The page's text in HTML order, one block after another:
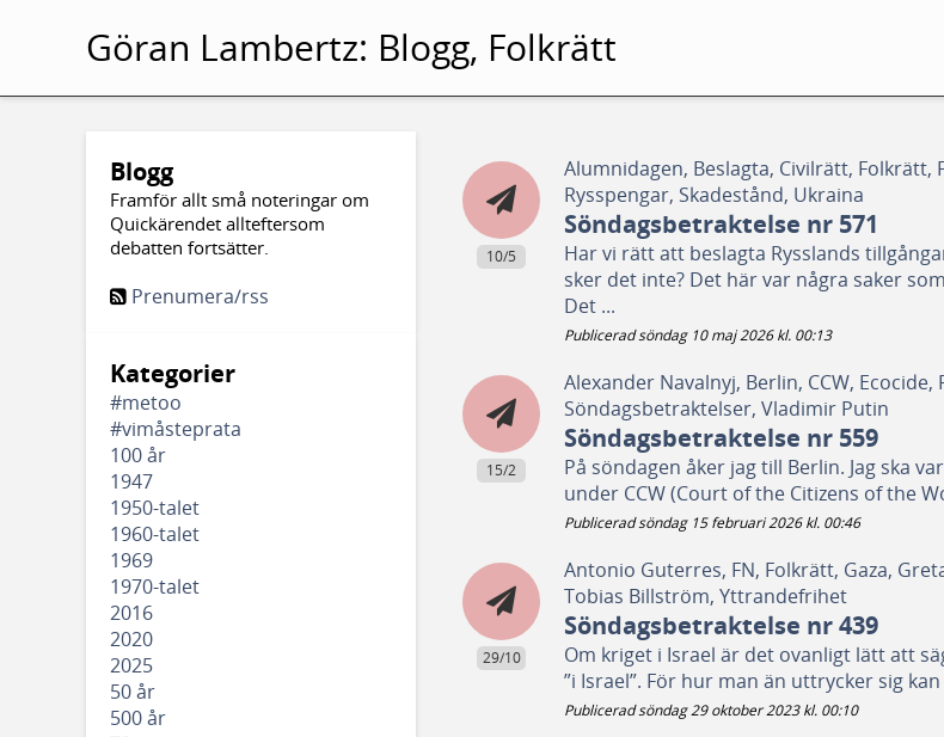
Blogg
Framför allt små noteringar om
Quickärendet allteftersom
debatten fortsätter.
Prenumera/rss
Kategorier
#metoo
#vimåsteprata
100 år
1947
1950-talet
1960-talet
1969
1970-talet
2016
2020
2025
50 år
500 år
10/5
Alumnidagen, Beslagta, Civilrätt, Folkrätt,
Rysspengar, Skadestånd, Ukraina
Söndagsbetraktelse nr 571
Har vi rätt att beslagta Rysslands
sker det inte? Det här var några saker
Det ...
Publicerad söndag 10 maj 2026 kl. 00:13
15/2
Alexander Navalnyj, Berlin, CCW,
Söndagsbetraktelser, Vladimir Putin
Söndagsbetraktelse nr 559
På söndagen åker jag till Berlin. Jag ska
under CCW (Court of the Citizens of the
Publicerad söndag 15 februari 2026 kl. 00:46
29/10
Antonio Guterres, FN, Folkrätt, Gaza,
Tobias Billström, Yttrandefrihet
Söndagsbetraktelse nr 439
Om kriget i Israel är det ovanligt lätt att
”i Israel”. För hur man än uttrycker sig
Publicerad söndag 29 oktober 2023 kl. 00:10
Göran Lambertz: Blogg, Folkrätt